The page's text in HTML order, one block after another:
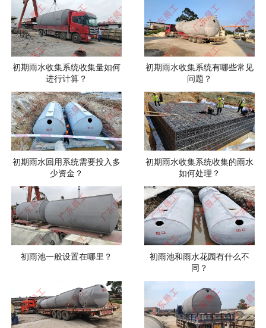
初期雨水收集系统收集量如何
进行计算？
初期雨水收集系统有哪些常见
问题？
初期雨水回用系统需要投入多
少资金？
初期雨水收集系统收集的雨水
如何处理？
初雨池一般设置在哪里？
初雨池和雨水花园有什么不
同？